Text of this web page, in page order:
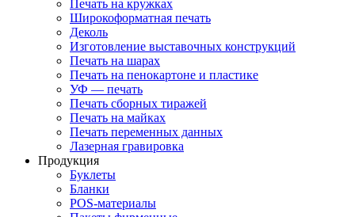
Печать на кружках
Широкоформатная печать
Деколь
Изготовление выставочных конструкций
Печать на шарах
Печать на пенокартоне и пластике
УФ — печать
Печать сборных тиражей
Печать на майках
Печать переменных данных
Лазерная гравировка
Продукция
Буклеты
Бланки
POS-материалы